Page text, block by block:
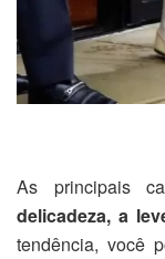
As principais
delicadeza, a
tendência, você